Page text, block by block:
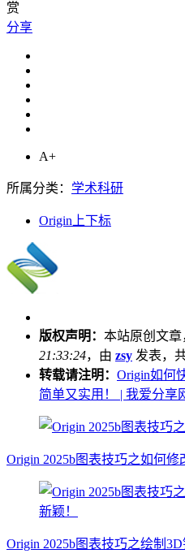
赏
分享
A+
所属分类： 学术科研
Origin上下标
版权声明： 本站原创文章
21:33:24，由 zsy 发表，
转载请注明： Origin如何
简单又实用！ | 我爱分享
Origin 2025b图表技巧之如何修
Origin 2025b图表技巧之绘制